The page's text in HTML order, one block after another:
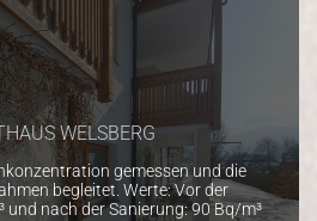
WELSBERG
gemessen und die
begleitet. Werte: Vor der
und nach der Sanierung: 90 Bq/m³